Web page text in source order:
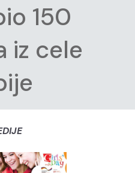
150
iz cele